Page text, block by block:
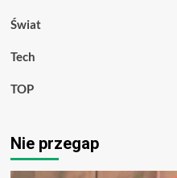
Świat
Tech
TOP
Nie przegap